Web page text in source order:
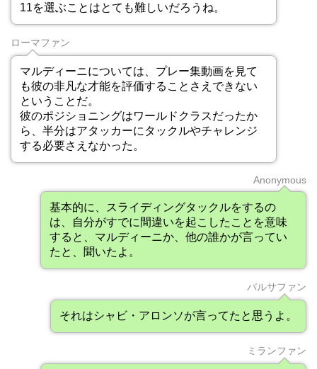
11を選ぶことはとても難しいだろうね。
ローマファン
マルディーニについては、プレー集動画を見て
も彼の非凡な才能を評価することさえできない
ということだ。
彼のポジショニングはワールドクラスだったか
ら、半分はアタッカーにタックルやチャレンジ
する必要さえなかった。
Anonymous
基本的に、スライディングタックルをするの
は、自分がすでに間違いを起こしたことを意味
すると、マルディーニか、他の誰かが言ってい
たと、聞いたよ。
バルサファン
それはシャビ・アロンソが言ってたと思うよ。
ミランファン